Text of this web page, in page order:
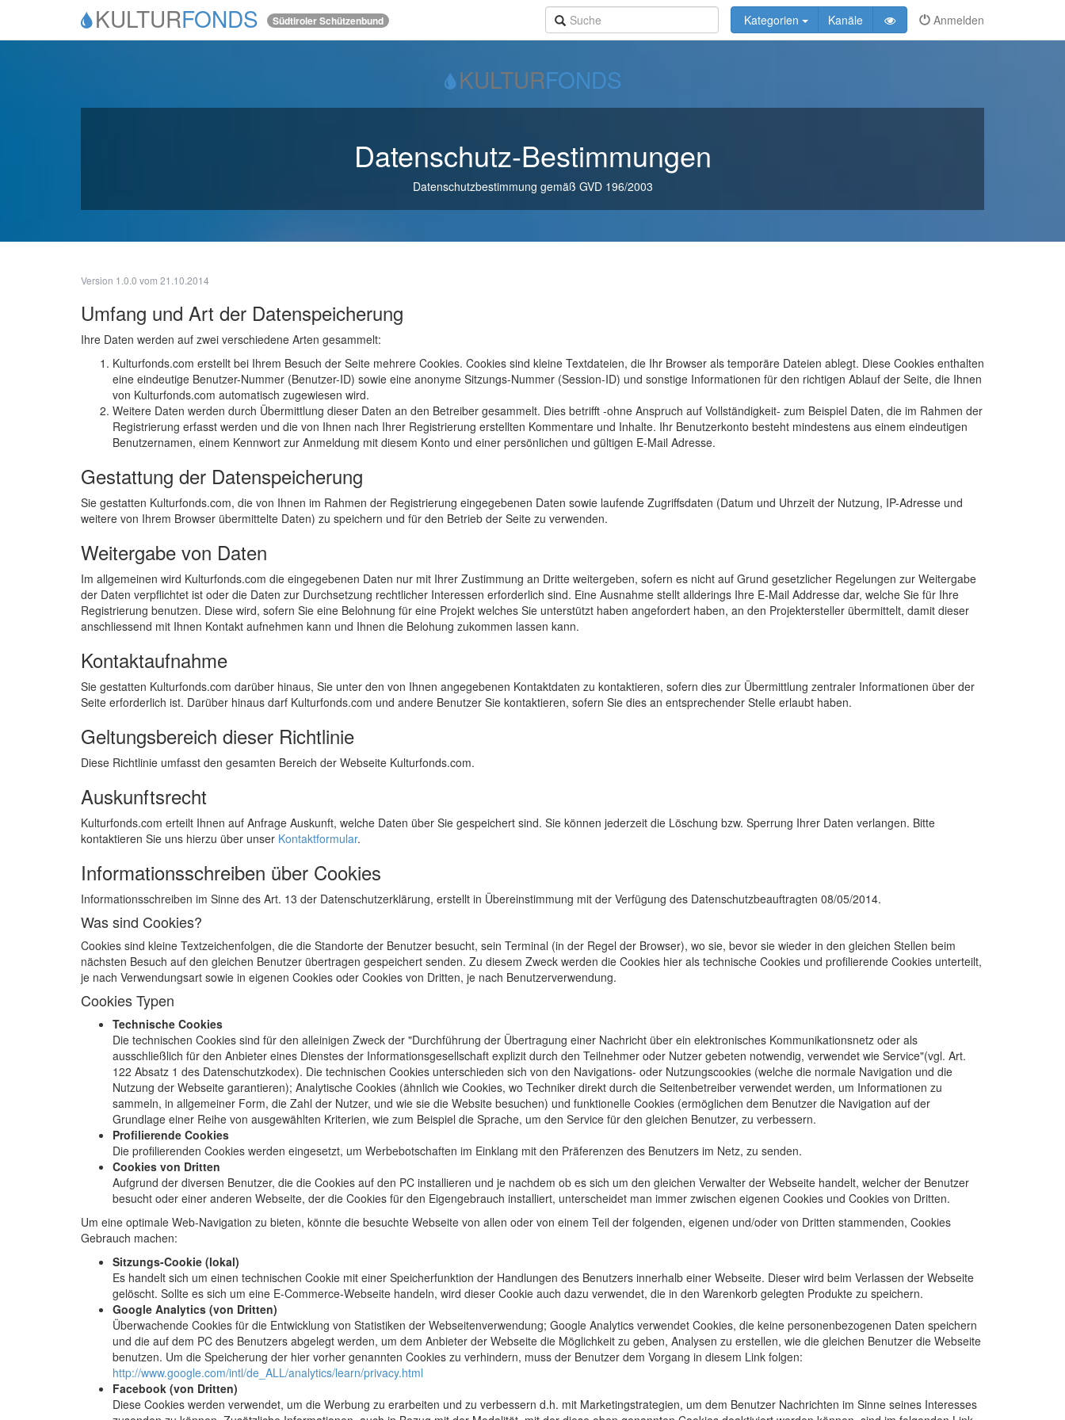
KULTURFONDS Südtiroler Schützenbund Anmelden
Kategorien Kanäle
KULTURFONDS
Datenschutz-Bestimmungen
Datenschutzbestimmung gemäß GVD 196/2003
Version 1.0.0 vom 21.10.2014
Umfang und Art der Datenspeicherung
Ihre Daten werden auf zwei verschiedene Arten gesammelt:
Kulturfonds.com erstellt bei Ihrem Besuch der Seite mehrere Cookies. Cookies sind kleine Textdateien, die Ihr Browser als temporäre Dateien ablegt. Diese Cookies enthalten
eine eindeutige Benutzer-Nummer (Benutzer-ID) sowie eine anonyme Sitzungs-Nummer (Session-ID) und sonstige Informationen für den richtigen Ablauf der Seite, die Ihnen
von Kulturfonds.com automatisch zugewiesen wird.
Weitere Daten werden durch Übermittlung dieser Daten an den Betreiber gesammelt. Dies betrifft -ohne Anspruch auf Vollständigkeit- zum Beispiel Daten, die im Rahmen der
Registrierung erfasst werden und die von Ihnen nach Ihrer Registrierung erstellten Kommentare und Inhalte. Ihr Benutzerkonto besteht mindestens aus einem eindeutigen
Benutzernamen, einem Kennwort zur Anmeldung mit diesem Konto und einer persönlichen und gültigen E-Mail Adresse.
Gestattung der Datenspeicherung
Sie gestatten Kulturfonds.com, die von Ihnen im Rahmen der Registrierung eingegebenen Daten sowie laufende Zugriffsdaten (Datum und Uhrzeit der Nutzung, IP-Adresse und
weitere von Ihrem Browser übermittelte Daten) zu speichern und für den Betrieb der Seite zu verwenden.
Weitergabe von Daten
Im allgemeinen wird Kulturfonds.com die eingegebenen Daten nur mit Ihrer Zustimmung an Dritte weitergeben, sofern es nicht auf Grund gesetzlicher Regelungen zur Weitergabe
der Daten verpflichtet ist oder die Daten zur Durchsetzung rechtlicher Interessen erforderlich sind. Eine Ausnahme stellt allderings Ihre E-Mail Addresse dar, welche Sie für Ihre
Registrierung benutzen. Diese wird, sofern Sie eine Belohnung für eine Projekt welches Sie unterstützt haben angefordert haben, an den Projektersteller übermittelt, damit dieser
anschliessend mit Ihnen Kontakt aufnehmen kann und Ihnen die Belohung zukommen lassen kann.
Kontaktaufnahme
Sie gestatten Kulturfonds.com darüber hinaus, Sie unter den von Ihnen angegebenen Kontaktdaten zu kontaktieren, sofern dies zur Übermittlung zentraler Informationen über der
Seite erforderlich ist. Darüber hinaus darf Kulturfonds.com und andere Benutzer Sie kontaktieren, sofern Sie dies an entsprechender Stelle erlaubt haben.
Geltungsbereich dieser Richtlinie
Diese Richtlinie umfasst den gesamten Bereich der Webseite Kulturfonds.com.
Auskunftsrecht
Kulturfonds.com erteilt Ihnen auf Anfrage Auskunft, welche Daten über Sie gespeichert sind. Sie können jederzeit die Löschung bzw. Sperrung Ihrer Daten verlangen. Bitte
kontaktieren Sie uns hierzu über unser Kontaktformular.
Informationsschreiben über Cookies
Informationsschreiben im Sinne des Art. 13 der Datenschutzerklärung, erstellt in Übereinstimmung mit der Verfügung des Datenschutzbeauftragten 08/05/2014.
Was sind Cookies?
Cookies sind kleine Textzeichenfolgen, die die Standorte der Benutzer besucht, sein Terminal (in der Regel der Browser), wo sie, bevor sie wieder in den gleichen Stellen beim
nächsten Besuch auf den gleichen Benutzer übertragen gespeichert senden. Zu diesem Zweck werden die Cookies hier als technische Cookies und profilierende Cookies unterteilt,
je nach Verwendungsart sowie in eigenen Cookies oder Cookies von Dritten, je nach Benutzerverwendung.
Cookies Typen
Technische Cookies
Die technischen Cookies sind für den alleinigen Zweck der "Durchführung der Übertragung einer Nachricht über ein elektronisches Kommunikationsnetz oder als
ausschließlich für den Anbieter eines Dienstes der Informationsgesellschaft explizit durch den Teilnehmer oder Nutzer gebeten notwendig, verwendet wie Service"(vgl. Art.
122 Absatz 1 des Datenschutzkodex). Die technischen Cookies unterschieden sich von den Navigations- oder Nutzungscookies (welche die normale Navigation und die
Nutzung der Webseite garantieren); Analytische Cookies (ähnlich wie Cookies, wo Techniker direkt durch die Seitenbetreiber verwendet werden, um Informationen zu
sammeln, in allgemeiner Form, die Zahl der Nutzer, und wie sie die Website besuchen) und funktionelle Cookies (ermöglichen dem Benutzer die Navigation auf der
Grundlage einer Reihe von ausgewählten Kriterien, wie zum Beispiel die Sprache, um den Service für den gleichen Benutzer, zu verbessern.
Profilierende Cookies
Die profilierenden Cookies werden eingesetzt, um Werbebotschaften im Einklang mit den Präferenzen des Benutzers im Netz, zu senden.
Cookies von Dritten
Aufgrund der diversen Benutzer, die die Cookies auf den PC installieren und je nachdem ob es sich um den gleichen Verwalter der Webseite handelt, welcher der Benutzer
besucht oder einer anderen Webseite, der die Cookies für den Eigengebrauch installiert, unterscheidet man immer zwischen eigenen Cookies und Cookies von Dritten.
Um eine optimale Web-Navigation zu bieten, könnte die besuchte Webseite von allen oder von einem Teil der folgenden, eigenen und/oder von Dritten stammenden, Cookies
Gebrauch machen:
Sitzungs-Cookie (lokal)
Es handelt sich um einen technischen Cookie mit einer Speicherfunktion der Handlungen des Benutzers innerhalb einer Webseite. Dieser wird beim Verlassen der Webseite
gelöscht. Sollte es sich um eine E-Commerce-Webseite handeln, wird dieser Cookie auch dazu verwendet, die in den Warenkorb gelegten Produkte zu speichern.
Google Analytics (von Dritten)
Überwachende Cookies für die Entwicklung von Statistiken der Webseitenverwendung; Google Analytics verwendet Cookies, die keine personenbezogenen Daten speichern
und die auf dem PC des Benutzers abgelegt werden, um dem Anbieter der Webseite die Möglichkeit zu geben, Analysen zu erstellen, wie die gleichen Benutzer die Webseite
benutzen. Um die Speicherung der hier vorher genannten Cookies zu verhindern, muss der Benutzer dem Vorgang in diesem Link folgen:
http://www.google.com/intl/de_ALL/analytics/learn/privacy.html
Facebook (von Dritten)
Diese Cookies werden verwendet, um die Werbung zu erarbeiten und zu verbessern d.h. mit Marketingstrategien, um dem Benutzer Nachrichten im Sinne seines Interesses